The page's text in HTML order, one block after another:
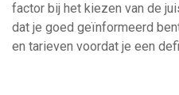
factor bij het kiezen van de
dat je goed geïnformeerd
en tarieven voordat je een